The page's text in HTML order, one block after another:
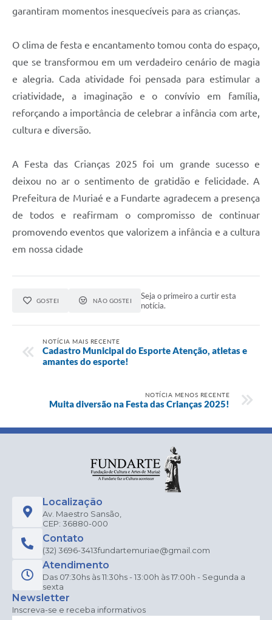
garantiram momentos inesquecíveis para as crianças.
O clima de festa e encantamento tomou conta do espaço,
que se transformou em um verdadeiro cenário de magia
e alegria. Cada atividade foi pensada para estimular a
criatividade, a imaginação e o convívio em família,
reforçando a importância de celebrar a infância com arte,
cultura e diversão.
A Festa das Crianças 2025 foi um grande sucesso e
deixou no ar o sentimento de gratidão e felicidade. A
Prefeitura de Muriaé e a Fundarte agradecem a presença
de todos e reafirmam o compromisso de continuar
promovendo eventos que valorizem a infância e a cultura
em nossa cidade
GOSTEI NÃO GOSTEI
Seja o primeiro a curtir esta
notícia.
NOTÍCIA MAIS RECENTE
Cadastro Municipal do Esporte Atenção, atletas e
amantes do esporte!
NOTÍCIA MENOS RECENTE
Muita diversão na Festa das Crianças 2025!
Localização
Av. Maestro Sansão,
CEP: 36880-000
Contato
(32) 3696-3413fundartemuriae@gmail.com
Atendimento
Das 07:30hs às 11:30hs - 13:00h às 17:00h - Segunda a
sexta
Newsletter
Inscreva-se e receba informativos